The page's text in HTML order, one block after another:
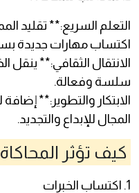
التعلم السريع:** تقليد
اكتساب مهارات جديدة
الانتقال الثقافي:** ينقل
سلسة وفعالة.
الابتكار والتطوير:**
المجال للإبداع والتجديد.
كيف تؤثر
1. اكتساب الخبرات